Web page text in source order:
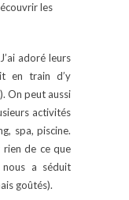
les
adoré leurs
en train d’y
On peut aussi
activités
spa, piscine.
de ce que
nous a séduit
goûtés).